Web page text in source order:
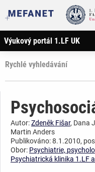
Výukový portál 1.LF UK
Rychlé vyhledávání
Autor:Zdeněk Fišar, Dana
Martin Anders
Publikováno: 8.1.2010,
Obor: Psychiatrie,
Psychiatrická klinika 1.LF